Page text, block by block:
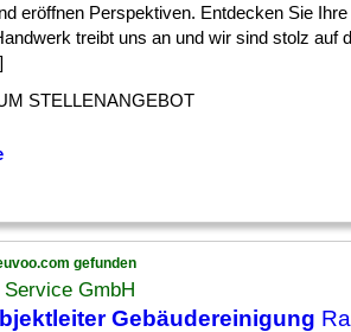
eröffnen Perspektiven. Entdecken Sie
treibt uns an und wir sind stolz auf
STELLENANGEBOT
gefunden
GmbH
Gebäudereinigung